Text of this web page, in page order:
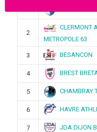
2
CLERMONT
METROPOLE 63
3 BESANCON
4 BREST
5 CHAMBRAY
6 HAVRE
7 JDA DIJON